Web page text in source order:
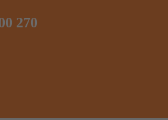
270